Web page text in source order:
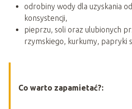
odrobiny wody dla uzyskania
konsystencji,
pieprzu, soli oraz ulubionych
rzymskiego, kurkumy, papryki
Co warto zapamietać?: